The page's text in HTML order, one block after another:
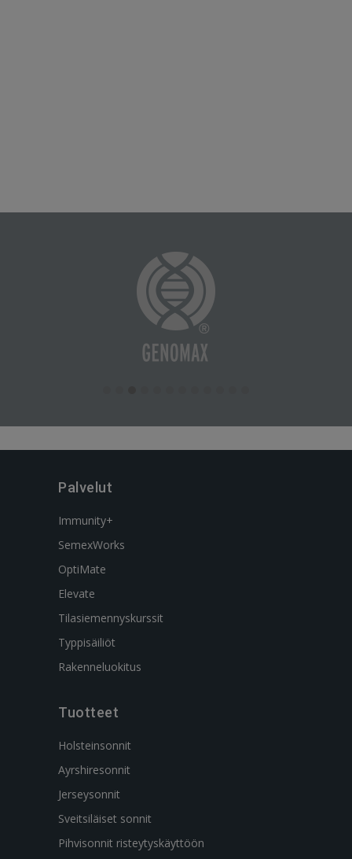
Palvelut
Immunity+
SemexWorks
OptiMate
Elevate
Tilasiemennyskurssit
Typpisäiliöt
Rakenneluokitus
Tuotteet
Holsteinsonnit
Ayrshiresonnit
Jerseysonnit
Sveitsiläiset sonnit
Pihvisonnit risteytyskäyttöön